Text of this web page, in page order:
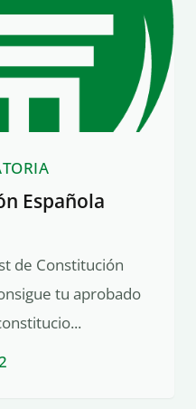
Española
de Constitución
tu aprobado